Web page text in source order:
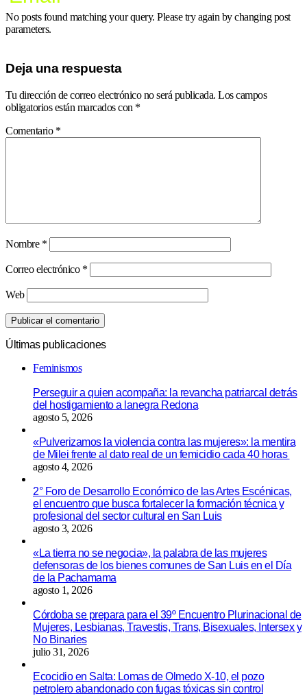
No posts found matching your query. Please try again by changing post
parameters.
Deja una respuesta
Tu dirección de correo electrónico no será publicada. Los campos
obligatorios están marcados con *
Comentario *
Nombre *
Correo electrónico *
Web
Últimas publicaciones
Feminismos
Perseguir a quien acompaña: la revancha patriarcal detrás
del hostigamiento a lanegra Redona
agosto 5, 2026
«Pulverizamos la violencia contra las mujeres»: la mentira
de Milei frente al dato real de un femicidio cada 40 horas
agosto 4, 2026
2° Foro de Desarrollo Económico de las Artes Escénicas,
el encuentro que busca fortalecer la formación técnica y
profesional del sector cultural en San Luis
agosto 3, 2026
«La tierra no se negocia», la palabra de las mujeres
defensoras de los bienes comunes de San Luis en el Día
de la Pachamama
agosto 1, 2026
Córdoba se prepara para el 39º Encuentro Plurinacional de
Mujeres, Lesbianas, Travestis, Trans, Bisexuales, Intersex y
No Binaries
julio 31, 2026
Ecocidio en Salta: Lomas de Olmedo X-10, el pozo
petrolero abandonado con fugas tóxicas sin control